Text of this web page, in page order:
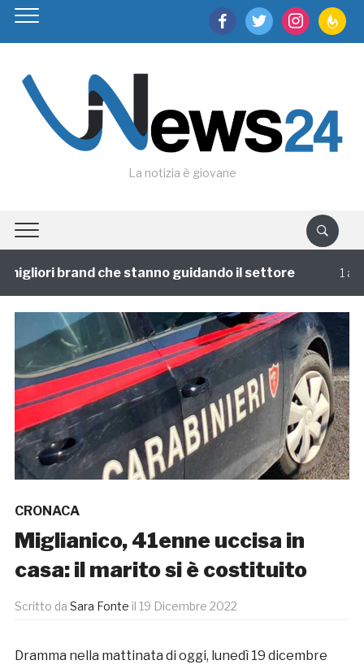
facebooktwitter instagram
La notizia è giovane
brand che stanno guidando il settore 1 annofa
CRONACA
Miglianico, 41enne uccisa in
casa: il marito si è costituito
Scritto da Sara Fonte il 19 Dicembre 2022
Dramma nella mattinata di oggi, lunedì 19 dicembre